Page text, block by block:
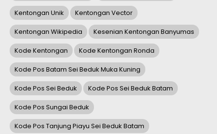
Kentongan Unik Kentongan Vector
Kentongan Wikipedia Kesenian Kentongan Banyumas
Kode Kentongan Kode Kentongan Ronda
Kode Pos Batam Sei Beduk Muka Kuning
Kode Pos Sei Beduk Kode Pos Sei Beduk Batam
Kode Pos Sungai Beduk
Kode Pos Tanjung Piayu Sei Beduk Batam